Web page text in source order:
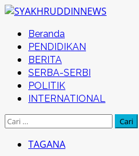
Skip
content
Primary
Menu
Beranda
PENDIDIKAN
BERITA
SERBA-SERBI
POLITIK
INTERNATIONAL
Cari
TAGANA